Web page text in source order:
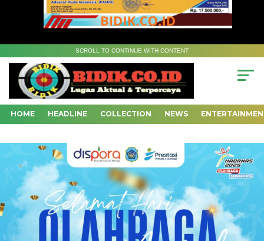
SCROLL TO CONTINUE WITH CONTENT
HOME HEADLINE COLLECTION NEWS